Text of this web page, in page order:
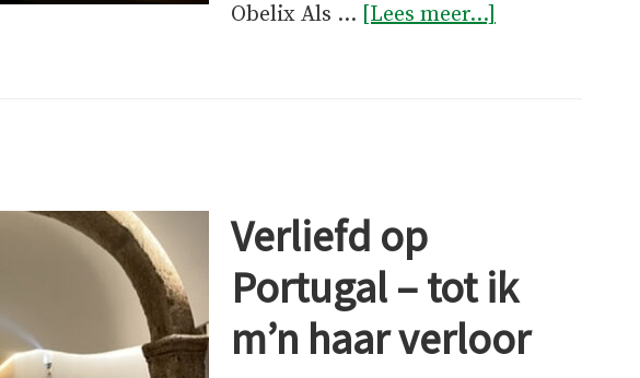
Obelix Als … [Lees meer...]
charme
Verliefd op
Portugal – tot ik
m’n haar verloor